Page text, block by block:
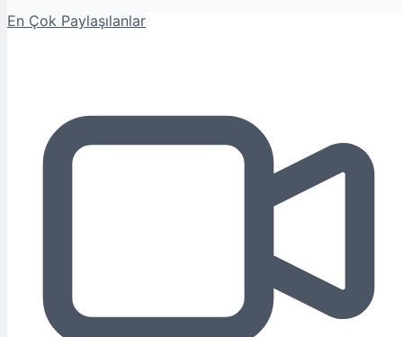
En Çok Paylaşılanlar